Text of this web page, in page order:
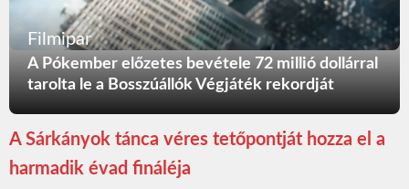
Filmipar
A Pókember előzetes bevétele 72 millió dollárral
tarolta le a Bosszúállók Végjáték rekordját
A Sárkányok tánca véres tetőpontját hozza el a
harmadik évad fináléja